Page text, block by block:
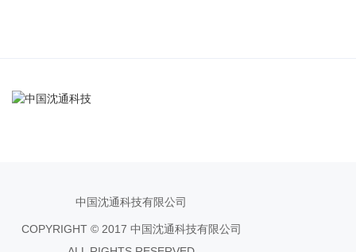
中国沈通科技有限公司
COPYRIGHT © 2017 中国沈通科技有限公司